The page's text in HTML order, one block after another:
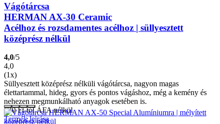
Vágótárcsa
HERMAN AX-30 Ceramic
Acélhoz és rozsdamentes acélhoz | süllyesztett
középrész nélkül
4,0/5
4,0
(1x)
Süllyesztett középrész nélküli vágótárcsa, nagyon magas
élettartammal, hideg, gyors és pontos vágáshoz, még a kemény és
nehezen megmunkálható anyagok esetében is.
630Ft-tól ÁFA nélkül
Termék leírása